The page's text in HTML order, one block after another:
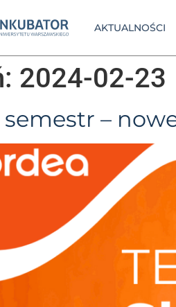
AKTUALNOŚCI
2024-02-23
semestr –